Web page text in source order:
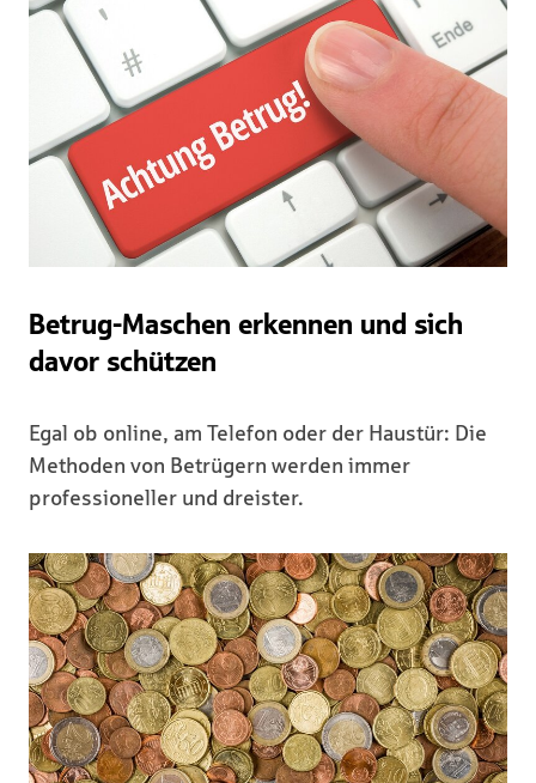
Betrug-Maschen erkennen und sich
davor schützen
Egal ob online, am Telefon oder der Haustür: Die
Methoden von Betrügern werden immer
professioneller und dreister.